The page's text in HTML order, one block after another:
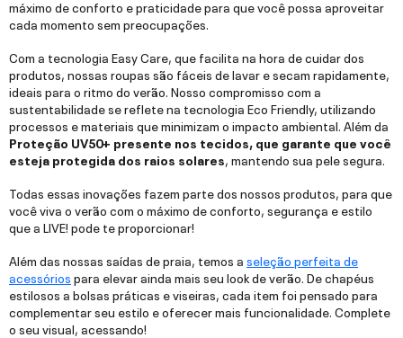
máximo de conforto e praticidade para que você possa aproveitar
cada momento sem preocupações.
Com a tecnologia Easy Care, que facilita na hora de cuidar dos
produtos, nossas roupas são fáceis de lavar e secam rapidamente,
ideais para o ritmo do verão. Nosso compromisso com a
sustentabilidade se reflete na tecnologia Eco Friendly, utilizando
processos e materiais que minimizam o impacto ambiental. Além da
Proteção UV50+ presente nos tecidos, que garante que você
esteja protegida dos raios solares, mantendo sua pele segura.
Todas essas inovações fazem parte dos nossos produtos, para que
você viva o verão com o máximo de conforto, segurança e estilo
que a LIVE! pode te proporcionar!
Além das nossas saídas de praia, temos a seleção perfeita de
acessórios para elevar ainda mais seu look de verão. De chapéus
estilosos a bolsas práticas e viseiras, cada item foi pensado para
complementar seu estilo e oferecer mais funcionalidade. Complete
o seu visual, acessando!